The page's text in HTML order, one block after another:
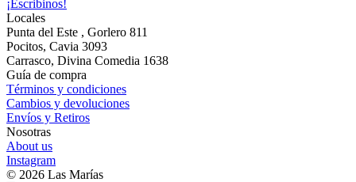
¡Escribinos!
Locales
Punta del Este , Gorlero 811
Pocitos, Cavia 3093
Carrasco, Divina Comedia 1638
Guía de compra
Términos y condiciones
Cambios y devoluciones
Envíos y Retiros
Nosotras
About us
Instagram
© 2026 Las Marías